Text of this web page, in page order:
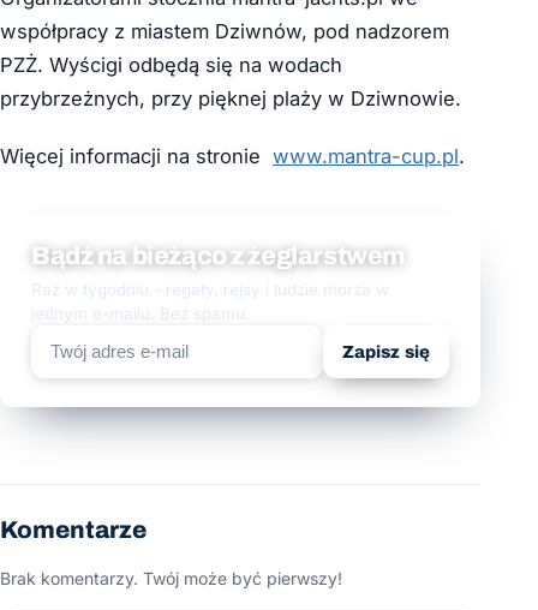
współpracy z miastem Dziwnów, pod nadzorem
PZŻ. Wyścigi odbędą się na wodach
przybrzeżnych, przy pięknej plaży w Dziwnowie.
Więcej informacji na stronie www.mantra-cup.pl.
Bądź na bieżąco z żeglarstwem
Raz w tygodniu - regaty, rejsy i ludzie morza w
jednym e-mailu. Bez spamu.
Zapisz się
Komentarze
Brak komentarzy. Twój może być pierwszy!